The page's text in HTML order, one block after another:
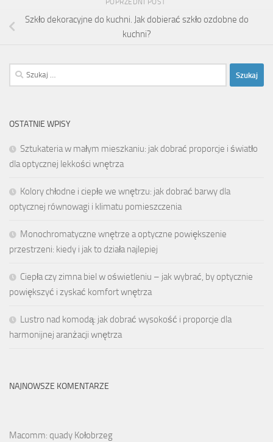
Szkło dekoracyjne do kuchni. Jak dobierać szkło ozdobne do
kuchni?
Szukaj:
OSTATNIE WPISY
Sztukateria w małym mieszkaniu: jak dobrać proporcje i światło
dla optycznej lekkości wnętrza
Kolory chłodne i ciepłe we wnętrzu: jak dobrać barwy dla
optycznej równowagi i klimatu pomieszczenia
Monochromatyczne wnętrze a optyczne powiększenie
przestrzeni: kiedy i jak to działa najlepiej
Ciepła czy zimna biel w oświetleniu – jak wybrać, by optycznie
powiększyć i zyskać komfort wnętrza
Lustro nad komodą: jak dobrać wysokość i proporcje dla
harmonijnej aranżacji wnętrza
NAJNOWSZE KOMENTARZE
Macomm: quady Kołobrzeg